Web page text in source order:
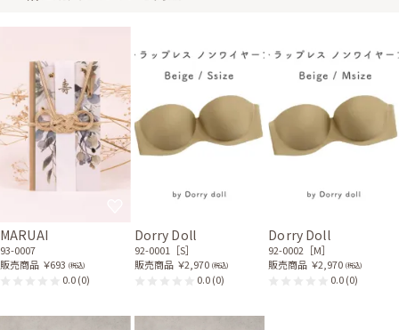
MARUAI
93-0007
販売商品 ￥693 (税込)
0.0(0)
Dorry Doll
92-0001［S］
販売商品 ￥2,970 (税込)
0.0(0)
Dorry Doll
92-0002［M］
販売商品 ￥2,970 (税込)
0.0(0)